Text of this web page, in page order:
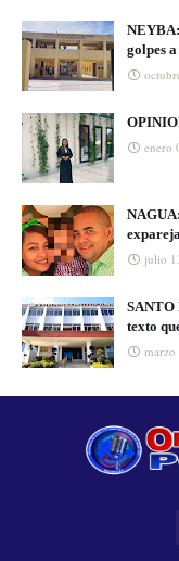
golpes
enero
julio
SANTO
texto